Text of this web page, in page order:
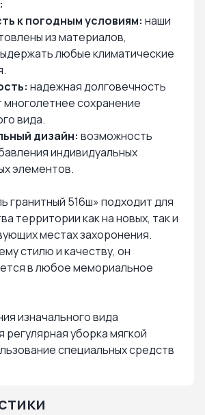
к погодным условиям: наши
из материалов,
любые климатические
надежная долговечность
многолетнее сохранение
вида.
дизайн: возможность
индивидуальных
элементов.
гранитный 516ш» подходит для
территории как на новых, так и
местах захоронения.
стилю и качеству, он
в любое мемориальное
изначального вида
регулярная уборка мягкой
специальных средств